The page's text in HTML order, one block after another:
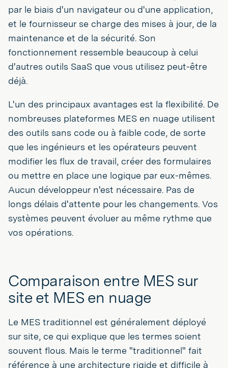
par le biais d'un navigateur ou d'une application,
et le fournisseur se charge des mises à jour, de la
maintenance et de la sécurité. Son
fonctionnement ressemble beaucoup à celui
d'autres outils SaaS que vous utilisez peut-être
déjà.
L'un des principaux avantages est la flexibilité. De
nombreuses plateformes MES en nuage utilisent
des outils sans code ou à faible code, de sorte
que les ingénieurs et les opérateurs peuvent
modifier les flux de travail, créer des formulaires
ou mettre en place une logique par eux-mêmes.
Aucun développeur n'est nécessaire. Pas de
longs délais d'attente pour les changements. Vos
systèmes peuvent évoluer au même rythme que
vos opérations.
Comparaison entre MES sur
site et MES en nuage
Le MES traditionnel est généralement déployé
sur site, ce qui explique que les termes soient
souvent flous. Mais le terme "traditionnel" fait
référence à une architecture rigide et difficile à